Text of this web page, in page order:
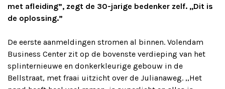
met afleiding”, zegt de 30-jarige bedenker zelf. ,,Dit is
de oplossing.”
De eerste aanmeldingen stromen al binnen. Volendam
Business Center zit op de bovenste verdieping van het
splinternieuwe en donkerkleurige gebouw in de
Bellstraat, met fraai uitzicht over de Julianaweg. ,,Het